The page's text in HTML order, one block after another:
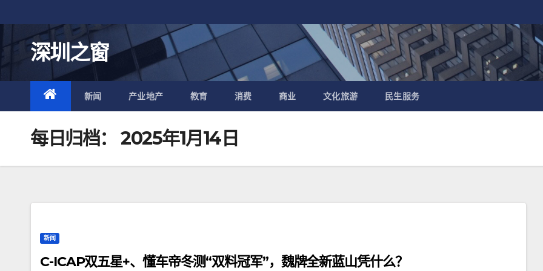
至
内
容
深圳之窗
新闻 产业地产 教育 消费 商业 文化旅游 民生服务
每日归档： 2025年1月14日
新闻
C-ICAP双五星+、懂车帝冬测“双料冠军”，魏牌全新蓝山凭什么？